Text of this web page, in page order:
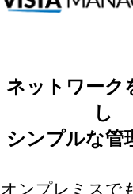
ネットワーク
し
シンプルな管
オンプレミスで